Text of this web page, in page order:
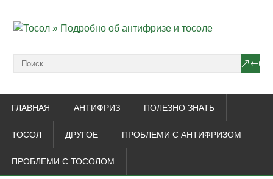
ГЛАВНАЯ АНТИФРИЗ ПОЛЕЗНО ЗНАТЬ
ТОСОЛ ДРУГОЕ ПРОБЛЕМИ С АНТИФРИЗОМ
ПРОБЛЕМИ С ТОСОЛОМ